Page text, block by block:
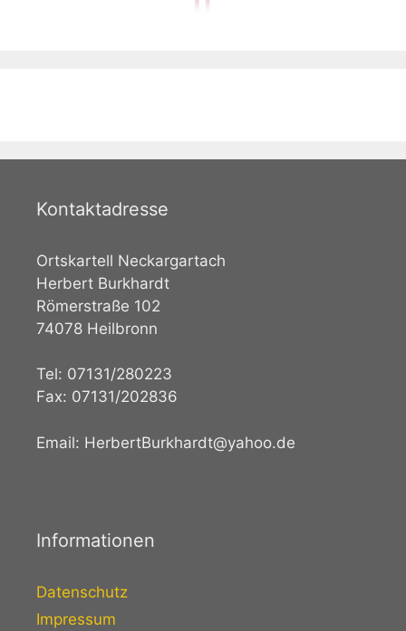
Kontaktadresse
Ortskartell Neckargartach
Herbert Burkhardt
Römerstraße 102
74078 Heilbronn
Tel: 07131/280223
Fax: 07131/202836
Email: HerbertBurkhardt@yahoo.de
Informationen
Datenschutz
Impressum